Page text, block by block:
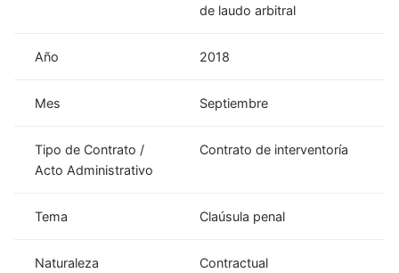
de laudo arbitral
Año 2018
Mes Septiembre
Tipo de Contrato /
Acto Administrativo
Contrato de interventoría
Tema Claúsula penal
Naturaleza Contractual